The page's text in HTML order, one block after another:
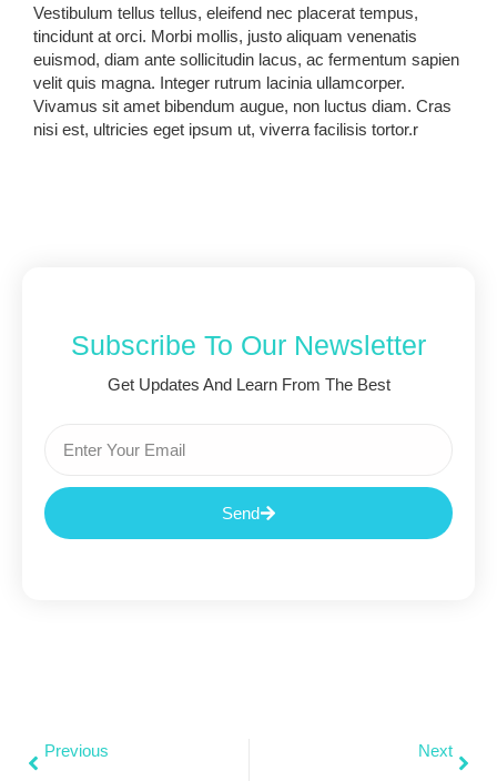
Vestibulum tellus tellus, eleifend nec placerat tempus,
tincidunt at orci. Morbi mollis, justo aliquam venenatis
euismod, diam ante sollicitudin lacus, ac fermentum sapien
velit quis magna. Integer rutrum lacinia ullamcorper.
Vivamus sit amet bibendum augue, non luctus diam. Cras
nisi est, ultricies eget ipsum ut, viverra facilisis tortor.r
Subscribe To Our Newsletter
Get Updates And Learn From The Best
Send
Previous
Next